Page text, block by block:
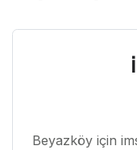
Beyazköy için